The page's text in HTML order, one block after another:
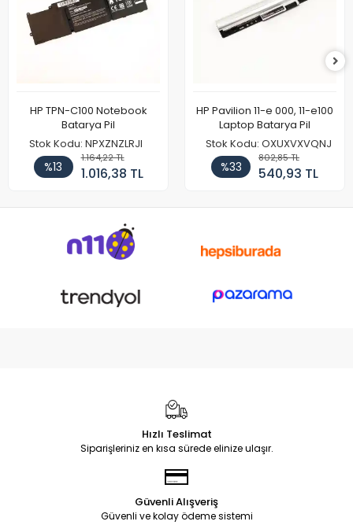
HP TPN-C100 Notebook
Batarya Pil
Stok Kodu: NPXZNZLRJI
%13
1.164,22 TL
1.016,38 TL
HP Pavilion 11-e 000, 11-e100
Laptop Batarya Pil
Stok Kodu: OXUXVXVQNJ
%33
802,85 TL
540,93 TL
Hızlı Teslimat
Siparişleriniz en kısa sürede elinize ulaşır.
Güvenli Alışveriş
Güvenli ve kolay ödeme sistemi